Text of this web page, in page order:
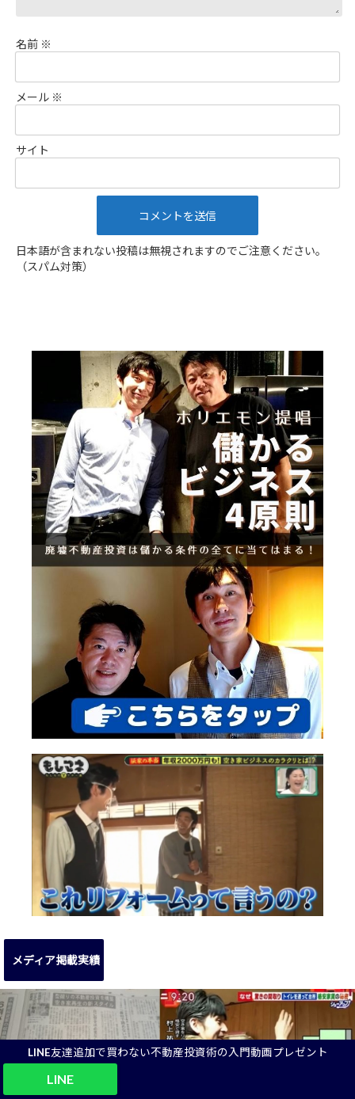
LINE友達追加で買わない不動産投資術の入門動画プレゼント
LINE
名前 ※
メール ※
サイト
日本語が含まれない投稿は無視されますのでご注意ください。
（スパム対策）
メディア掲載実績